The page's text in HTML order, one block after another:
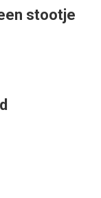
stootje